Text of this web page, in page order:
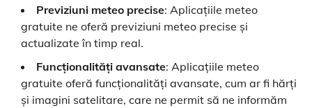
Previziuni meteo precise: Aplicațiile meteo
gratuite ne oferă previziuni meteo precise și
actualizate în timp real.
Funcționalități avansate: Aplicațiile meteo
gratuite oferă funcționalități avansate, cum ar fi hărți
și imagini satelitare, care ne permit să ne informăm